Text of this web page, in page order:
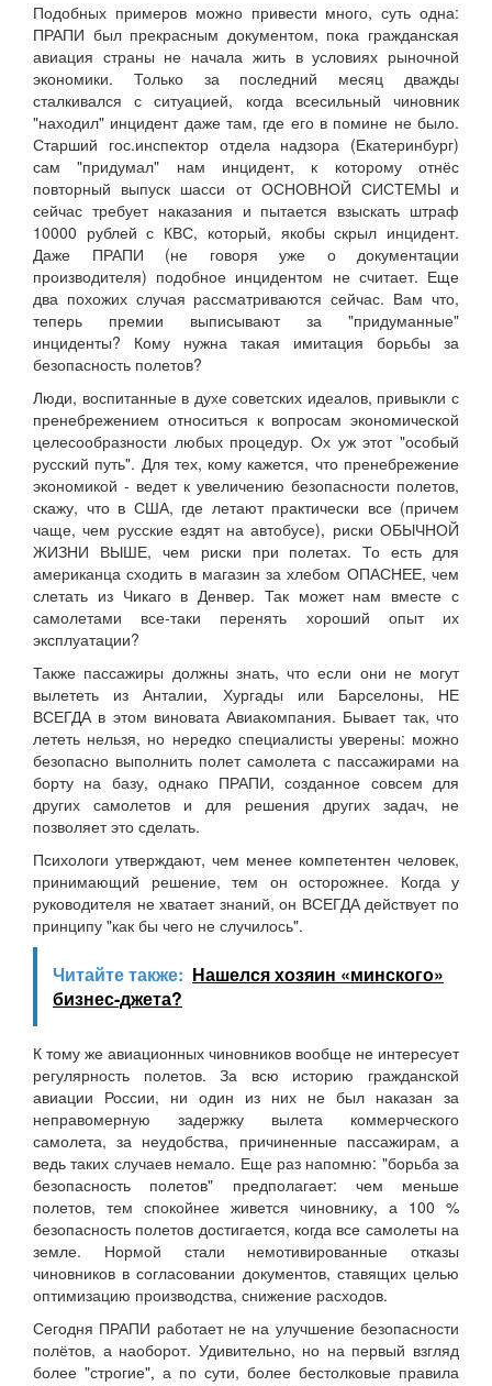
Подобных примеров можно привести много, суть одна:
ПРАПИ был прекрасным документом, пока гражданская
авиация страны не начала жить в условиях рыночной
экономики. Только за последний месяц дважды
сталкивался с ситуацией, когда всесильный чиновник
"находил" инцидент даже там, где его в помине не было.
Старший гос.инспектор отдела надзора (Екатеринбург)
сам "придумал" нам инцидент, к которому отнёс
повторный выпуск шасси от ОСНОВНОЙ СИСТЕМЫ и
сейчас требует наказания и пытается взыскать штраф
10000 рублей с КВС, который, якобы скрыл инцидент.
Даже ПРАПИ (не говоря уже о документации
производителя) подобное инцидентом не считает. Еще
два похожих случая рассматриваются сейчас. Вам что,
теперь премии выписывают за "придуманные"
инциденты? Кому нужна такая имитация борьбы за
безопасность полетов?
Люди, воспитанные в духе советских идеалов, привыкли с
пренебрежением относиться к вопросам экономической
целесообразности любых процедур. Ох уж этот "особый
русский путь". Для тех, кому кажется, что пренебрежение
экономикой - ведет к увеличению безопасности полетов,
скажу, что в США, где летают практически все (причем
чаще, чем русские ездят на автобусе), риски ОБЫЧНОЙ
ЖИЗНИ ВЫШЕ, чем риски при полетах. То есть для
американца сходить в магазин за хлебом ОПАСНЕЕ, чем
слетать из Чикаго в Денвер. Так может нам вместе с
самолетами все-таки перенять хороший опыт их
эксплуатации?
Также пассажиры должны знать, что если они не могут
вылететь из Анталии, Хургады или Барселоны, НЕ
ВСЕГДА в этом виновата Авиакомпания. Бывает так, что
лететь нельзя, но нередко специалисты уверены: можно
безопасно выполнить полет самолета с пассажирами на
борту на базу, однако ПРАПИ, созданное совсем для
других самолетов и для решения других задач, не
позволяет это сделать.
Психологи утверждают, чем менее компетентен человек,
принимающий решение, тем он осторожнее. Когда у
руководителя не хватает знаний, он ВСЕГДА действует по
принципу "как бы чего не случилось".
Читайте также: Нашелся хозяин «минского»
бизнес-джета?
К тому же авиационных чиновников вообще не интересует
регулярность полетов. За всю историю гражданской
авиации России, ни один из них не был наказан за
неправомерную задержку вылета коммерческого
самолета, за неудобства, причиненные пассажирам, а
ведь таких случаев немало. Еще раз напомню: "борьба за
безопасность полетов" предполагает: чем меньше
полетов, тем спокойнее живется чиновнику, а 100 %
безопасность полетов достигается, когда все самолеты на
земле. Нормой стали немотивированные отказы
чиновников в согласовании документов, ставящих целью
оптимизацию производства, снижение расходов.
Сегодня ПРАПИ работает не на улучшение безопасности
полётов, а наоборот. Удивительно, но на первый взгляд
более "строгие", а по сути, более бестолковые правила